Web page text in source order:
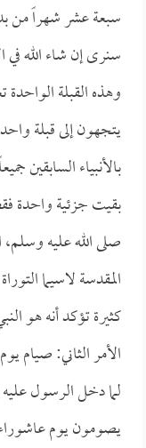
سبعة عشر شهراً من
سنرى إن شاء الله
وهذه القبلة
يتجهون إلى قبلة
بالأنبياء السابقين
بقيت جزئية واحدة
صلى الله عليه
المقدسة لاسيما
كثيرة تؤكد أنه هو
الأمر الثاني: صيام
لما دخل الرسول
يصومون يوم